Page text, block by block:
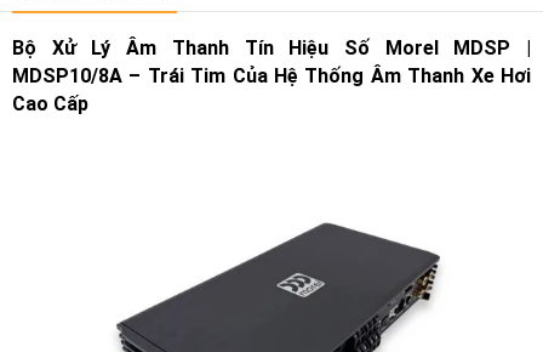
Bộ Xử Lý Âm Thanh Tín Hiệu Số Morel MDSP |
MDSP10/8A – Trái Tim Của Hệ Thống Âm Thanh Xe Hơi
Cao Cấp